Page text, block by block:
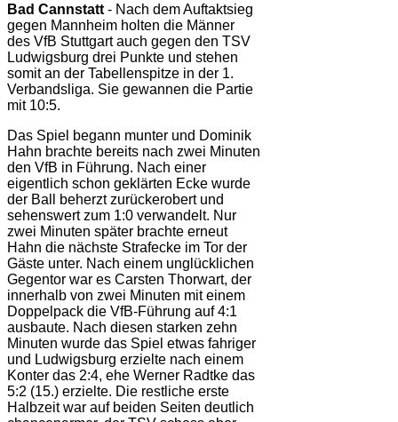
Bad Cannstatt - Nach dem Auftaktsieg
gegen Mannheim holten die Männer
des VfB Stuttgart auch gegen den TSV
Ludwigsburg drei Punkte und stehen
somit an der Tabellenspitze in der 1.
Verbandsliga. Sie gewannen die Partie
mit 10:5.
Das Spiel begann munter und Dominik
Hahn brachte bereits nach zwei Minuten
den VfB in Führung. Nach einer
eigentlich schon geklärten Ecke wurde
der Ball beherzt zurückerobert und
sehenswert zum 1:0 verwandelt. Nur
zwei Minuten später brachte erneut
Hahn die nächste Strafecke im Tor der
Gäste unter. Nach einem unglücklichen
Gegentor war es Carsten Thorwart, der
innerhalb von zwei Minuten mit einem
Doppelpack die VfB-Führung auf 4:1
ausbaute. Nach diesen starken zehn
Minuten wurde das Spiel etwas fahriger
und Ludwigsburg erzielte nach einem
Konter das 2:4, ehe Werner Radtke das
5:2 (15.) erzielte. Die restliche erste
Halbzeit war auf beiden Seiten deutlich